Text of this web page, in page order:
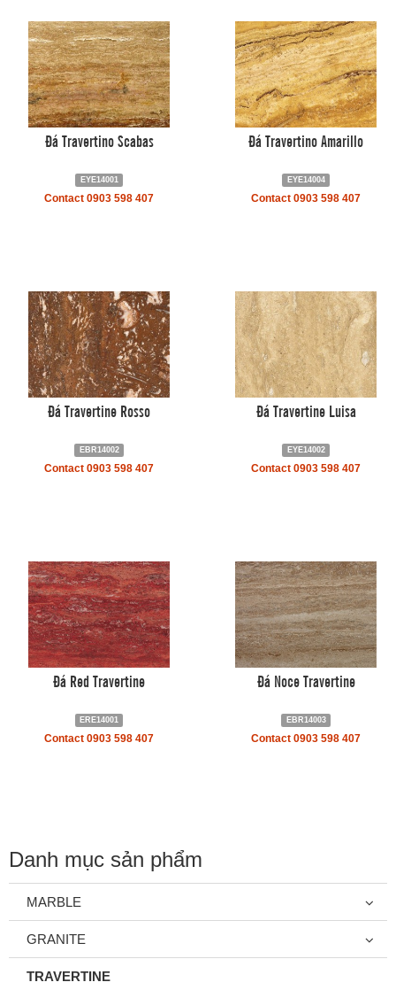
Đá Travertino Scabas
EYE14001
Contact 0903 598 407
Đá Travertino Amarillo
EYE14004
Contact 0903 598 407
Đá Travertine Rosso
EBR14002
Contact 0903 598 407
Đá Travertine Luisa
EYE14002
Contact 0903 598 407
Đá Red Travertine
ERE14001
Contact 0903 598 407
Đá Noce Travertine
EBR14003
Contact 0903 598 407
Danh mục sản phẩm
MARBLE
GRANITE
TRAVERTINE